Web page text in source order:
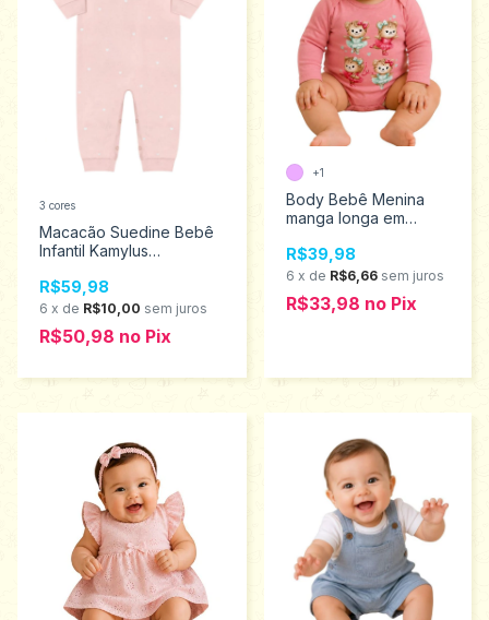
Macacão Suedine Bebê
Infantil Kamylus
R$59,98
6 x de R$10,00 sem juros
R$50,98 no Pix
3 cores
Body Bebê Menina
manga longa em
R$39,98
6 x de R$6,66 sem juros
R$33,98 no Pix
+1